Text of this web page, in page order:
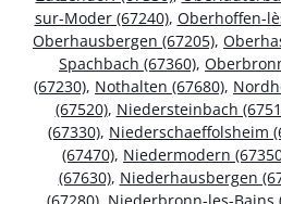
sur-Moder (67240), Oberhoffen-
Oberhausbergen (67205),
Spachbach (67360),
(67230), Nothalten (67680),
(67520), Niedersteinbach
(67330), Niederschaeffolsheim
(67470), Niedermodern
(67630), Niederhausbergen